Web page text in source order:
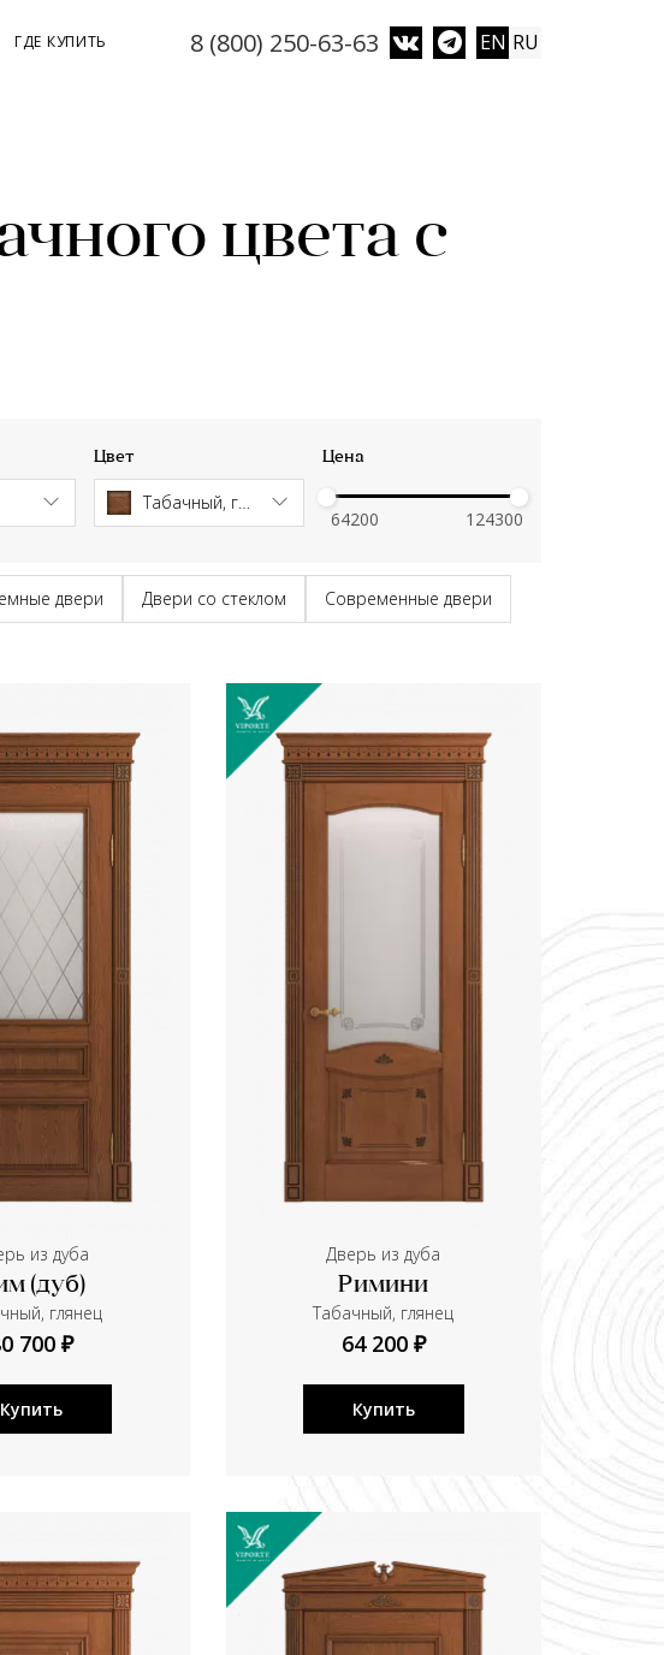
8 (800) 250-63-63 EN RU
ГДЕ КУПИТЬ
цвета с
Цвет
Табачный, глянец
Цена
двери Двери со стеклом Современные двери
из дуба
(дуб)
глянец
700 ₽
Купить
Дверь из дуба
Римини
Табачный, глянец
64 200 ₽
Купить